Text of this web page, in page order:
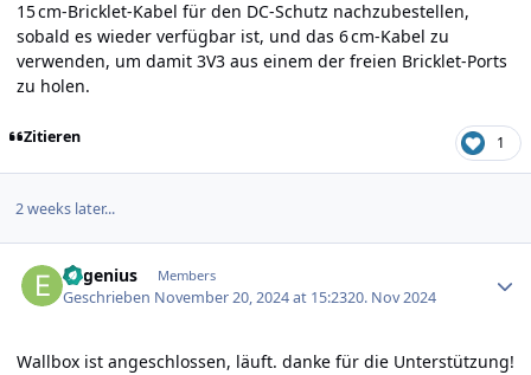
15 cm-Bricklet-Kabel für den DC-Schutz nachzubestellen,
sobald es wieder verfügbar ist, und das 6 cm-Kabel zu
verwenden, um damit 3V3 aus einem der freien Bricklet-Ports
zu holen.
Zitieren 1
2 weeks later...
Eugenius Members
Geschrieben November 20, 2024 at 15:2320. Nov 2024
Wallbox ist angeschlossen, läuft. danke für die Unterstützung!